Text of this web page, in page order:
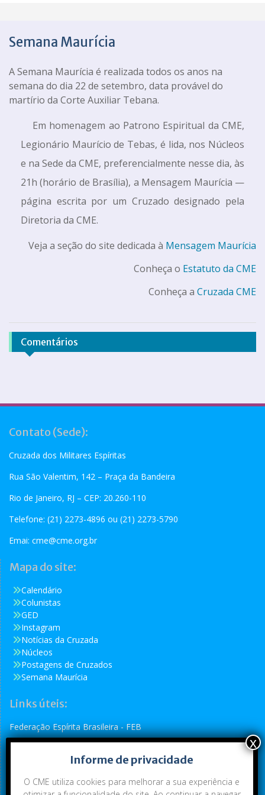
Semana Maurícia
A Semana Maurícia é realizada todos os anos na
semana do dia 22 de setembro, data provável do
martírio da Corte Auxiliar Tebana.
Em homenagem ao Patrono Espiritual da CME,
Legionário Maurício de Tebas, é lida, nos Núcleos
e na Sede da CME, preferencialmente nesse dia, às
21h (horário de Brasília), a Mensagem Maurícia —
página escrita por um Cruzado designado pela
Diretoria da CME.
Veja a seção do site dedicada à Mensagem Maurícia
Conheça o Estatuto da CME
Conheça a Cruzada CME
Comentários
Contato (Sede):
Cruzada dos Militares Espíritas
Rua São Valentim, 142 – Praça da Bandeira
Rio de Janeiro, RJ – CEP: 20.260-110
Telefone: (21) 2273-4896 ou (21) 2273-5790
Emai: cme@cme.org.br
Mapa do site:
Calendário
Colunistas
GED
Instagram
Notícias da Cruzada
Núcleos
Postagens de Cruzados
Semana Maurícia
Links úteis:
Federação Espírita Brasileira - FEB
Conselho Espírita Internacional - CEI
Informe de privacidade
O CME utiliza cookies para melhorar a sua experiência e